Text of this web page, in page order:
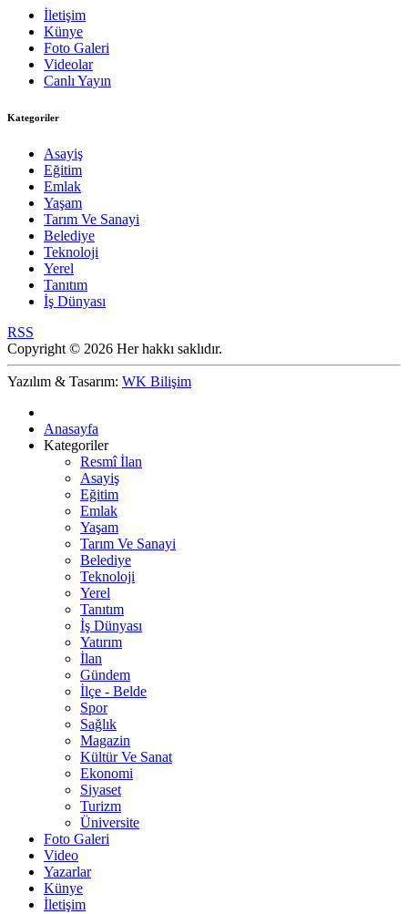
İletişim
Künye
Foto Galeri
Videolar
Canlı Yayın
Kategoriler
Asayiş
Eğitim
Emlak
Yaşam
Tarım Ve Sanayi
Belediye
Teknoloji
Yerel
Tanıtım
İş Dünyası
RSS
Copyright © 2026 Her hakkı saklıdır.
Yazılım & Tasarım: WK Bilişim
Anasayfa
Kategoriler
Resmî İlan
Asayiş
Eğitim
Emlak
Yaşam
Tarım Ve Sanayi
Belediye
Teknoloji
Yerel
Tanıtım
İş Dünyası
Yatırım
İlan
Gündem
İlçe - Belde
Spor
Sağlık
Magazin
Kültür Ve Sanat
Ekonomi
Siyaset
Turizm
Üniversite
Foto Galeri
Video
Yazarlar
Künye
İletişim